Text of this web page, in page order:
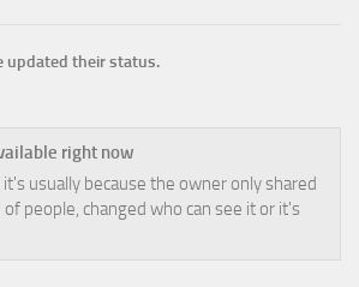
updated their status.
right now
usually because the owner only shared
people, changed who can see it or it's